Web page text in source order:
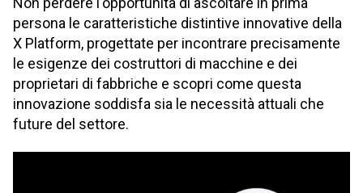
persona le caratteristiche distintive innovative della
X Platform, progettate per incontrare precisamente
le esigenze dei costruttori di macchine e dei
proprietari di fabbriche e scopri come questa
innovazione soddisfa sia le necessità attuali che
future del settore.